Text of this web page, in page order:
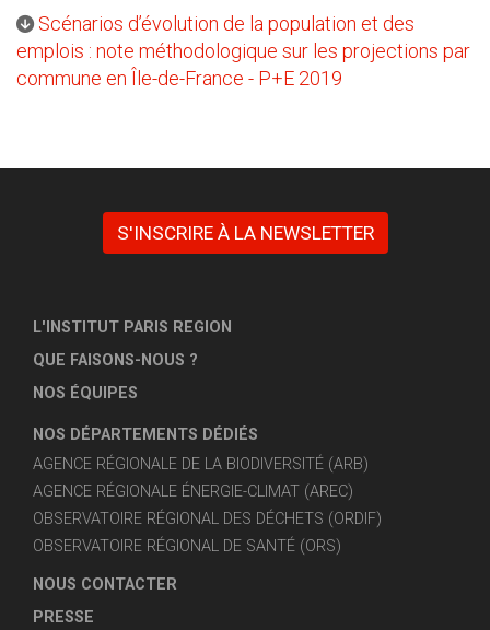
Scénarios d’évolution de la population et des
emplois : note méthodologique sur les projections par
commune en Île-de-France - P+E 2019
S'INSCRIRE À LA NEWSLETTER
L'INSTITUT PARIS REGION
QUE FAISONS-NOUS ?
NOS ÉQUIPES
NOS DÉPARTEMENTS DÉDIÉS
AGENCE RÉGIONALE DE LA BIODIVERSITÉ (ARB)
AGENCE RÉGIONALE ÉNERGIE-CLIMAT (AREC)
OBSERVATOIRE RÉGIONAL DES DÉCHETS (ORDIF)
OBSERVATOIRE RÉGIONAL DE SANTÉ (ORS)
NOUS CONTACTER
PRESSE